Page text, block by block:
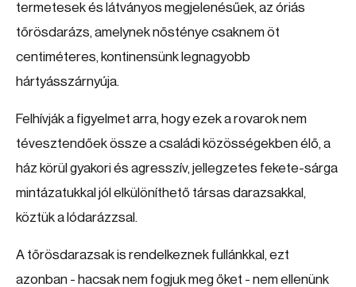
termetesek és látványos megjelenésűek, az óriás
tőrösdarázs, amelynek nősténye csaknem öt
centiméteres, kontinensünk legnagyobb
hártyásszárnyúja.
Felhívják a figyelmet arra, hogy ezek a rovarok nem
tévesztendőek össze a családi közösségekben élő, a
ház körül gyakori és agresszív, jellegzetes fekete-sárga
mintázatukkal jól elkülöníthető társas darazsakkal,
köztük a lódarázzsal.
A tőrösdarazsak is rendelkeznek fullánkkal, ezt
azonban - hacsak nem fogjuk meg őket - nem ellenünk